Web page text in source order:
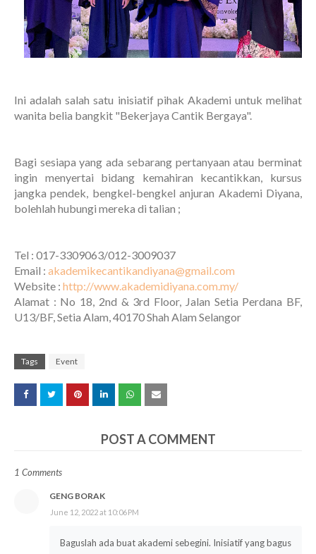
Ini adalah salah satu inisiatif pihak Akademi untuk melihat
wanita belia bangkit "Bekerjaya Cantik Bergaya".
Bagi sesiapa yang ada sebarang pertanyaan atau berminat
ingin menyertai bidang kemahiran kecantikkan, kursus
jangka pendek, bengkel-bengkel anjuran Akademi Diyana,
bolehlah hubungi mereka di talian ;
Tel : 017-3309063/012-3009037
Email : akademikecantikandiyana@gmail.com
Website : http://www.akademidiyana.com.my/
Alamat : No 18, 2nd & 3rd Floor, Jalan Setia Perdana BF,
U13/BF, Setia Alam, 40170 Shah Alam Selangor
Tags Event
POST A COMMENT
1 Comments
GENG BORAK
June 12, 2022 at 10:06 PM
Baguslah ada buat akademi sebegini. Inisiatif yang bagus